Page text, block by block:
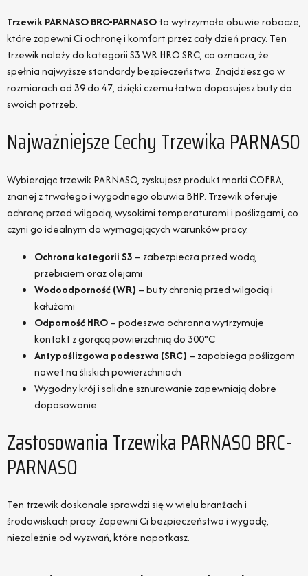
Trzewik PARNASO BRC-PARNASOto wytrzymałe obuwie robocze,
które zapewni Ci ochronę i komfort przez cały dzień pracy. Ten
trzewik należy do kategorii S3 WR HRO SRC, co oznacza, że
spełnia najwyższe standardy bezpieczeństwa. Znajdziesz go w
rozmiarach od 39 do 47, dzięki czemu łatwo dopasujesz buty do
swoich potrzeb.
Najważniejsze Cechy Trzewika PARNASO
Wybierając trzewik PARNASO, zyskujesz produkt marki COFRA,
znanej z trwałego i wygodnego obuwia BHP. Trzewik oferuje
ochronę przed wilgocią, wysokimi temperaturami i poślizgami, co
czyni go idealnym do wymagających warunków pracy.
Ochrona kategorii S3 – zabezpiecza przed wodą,
przebiciem oraz olejami
Wodoodporność (WR) – buty chronią przed wilgocią i
kałużami
Odporność HRO– podeszwa ochronna wytrzymuje
kontakt z gorącą powierzchnią do 300°C
Antypoślizgowa podeszwa (SRC) – zapobiega poślizgom
nawet na śliskich powierzchniach
Wygodny krój i solidne sznurowanie zapewniają dobre
dopasowanie
Zastosowania Trzewika PARNASO BRC-
PARNASO
Ten trzewik doskonale sprawdzi się w wielu branżach i
środowiskach pracy. Zapewni Ci bezpieczeństwo i wygodę,
niezależnie od wyzwań, które napotkasz.